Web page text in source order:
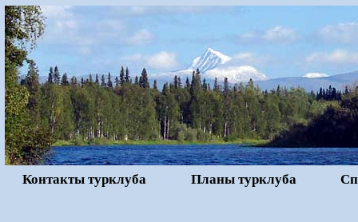
Контакты турклуба Планы турклуба